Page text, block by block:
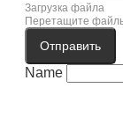
Загрузка файла
Перетащите
Отправить
Name